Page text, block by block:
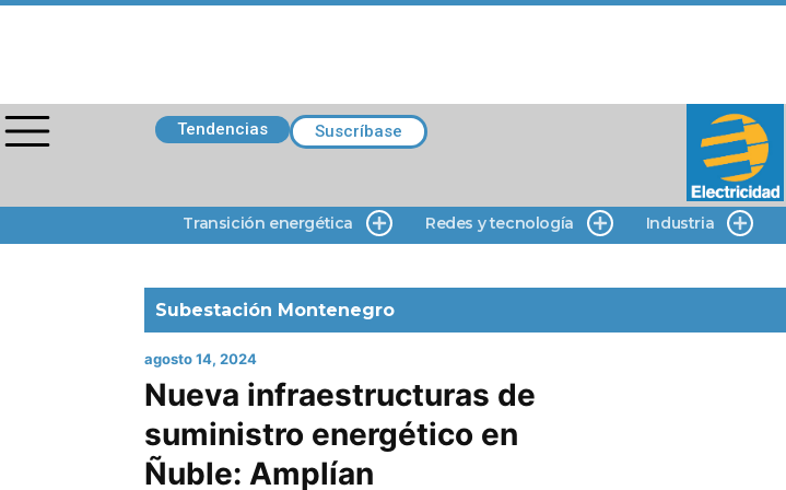
Tendencias Suscríbase
Transición energética Redes y tecnología Industria
Subestación Montenegro
agosto 14, 2024
Nueva infraestructuras de
suministro energético en
Ñuble: Amplían